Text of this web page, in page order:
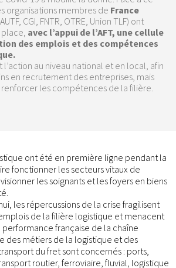
organisations membres de France
CGI, FNTR, OTRE, Union TLF) ont
avec l’appui de l’AFT, une cellule
des emplois et des compétences
l’action au niveau national et en local, afin
en recrutement des entreprises, mais
les compétences de la filière.
ont été en première ligne pendant la
fonctionner les secteurs vitaux de
les soignants et les foyers en biens
les répercussions de la crise fragilisent
de la filière logistique et menacent
française de la chaîne
des métiers de la logistique et des
du fret sont concernés : ports,
routier, ferroviaire, fluvial, logistique